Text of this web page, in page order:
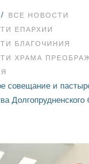
ВСЕ НОВОСТИ
ЕПАРХИИ
БЛАГОЧИНИЯ
ХРАМА
совещание и
Долгопрудненского